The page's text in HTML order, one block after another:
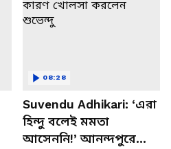
Suvendu Adhikari: ‘এরা
হিন্দু বলেই মমতা
আসেননি!’ আনন্দপুরে
08:28